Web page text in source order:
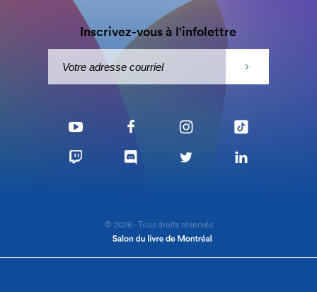
Inscrivez-vous à l'infolettre
© 2026 - Tous droits réservés